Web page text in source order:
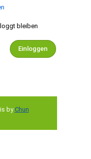
bleiben
Einloggen
by Chun